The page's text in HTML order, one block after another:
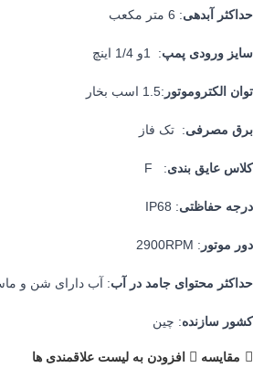
حداکثر آبدهی: 6 متر مکعب
سایز ورودی پمپ: 1و 1/4 اینچ
توان الکتروموتور :1.5 اسب بخار
برق مصرفی: تک فاز
کلاس عایق بندی: F
درجه حفاظتی: IP68
دور موتور : 2900RPM
حداکثر محتوای جامد در آب: آب دارای شن و ماسه
کشور سازنده: چین
مقایسه افزودن به لیست علاقمندی ها